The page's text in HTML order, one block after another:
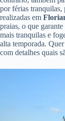
por férias tranquilas,
realizadas em
praias, o que
mais tranquilas e
alta temporada.
com detalhes quais